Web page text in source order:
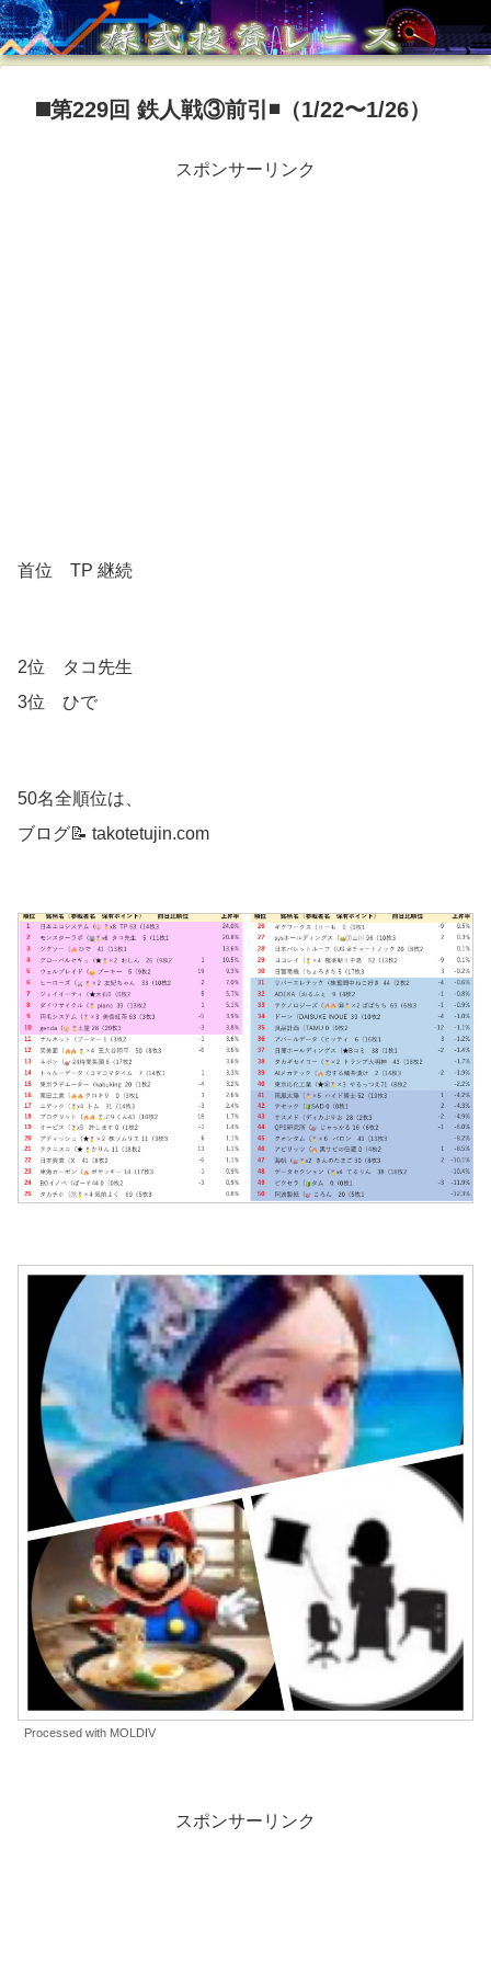
◼️第229回 鉄人戦③前引◾️（1/22〜1/26）
スポンサーリンク
首位 TP 継続
2位 タコ先生
3位 ひで
50名全順位は、
ブログ📝 takotetujin.com
Processed with MOLDIV
スポンサーリンク